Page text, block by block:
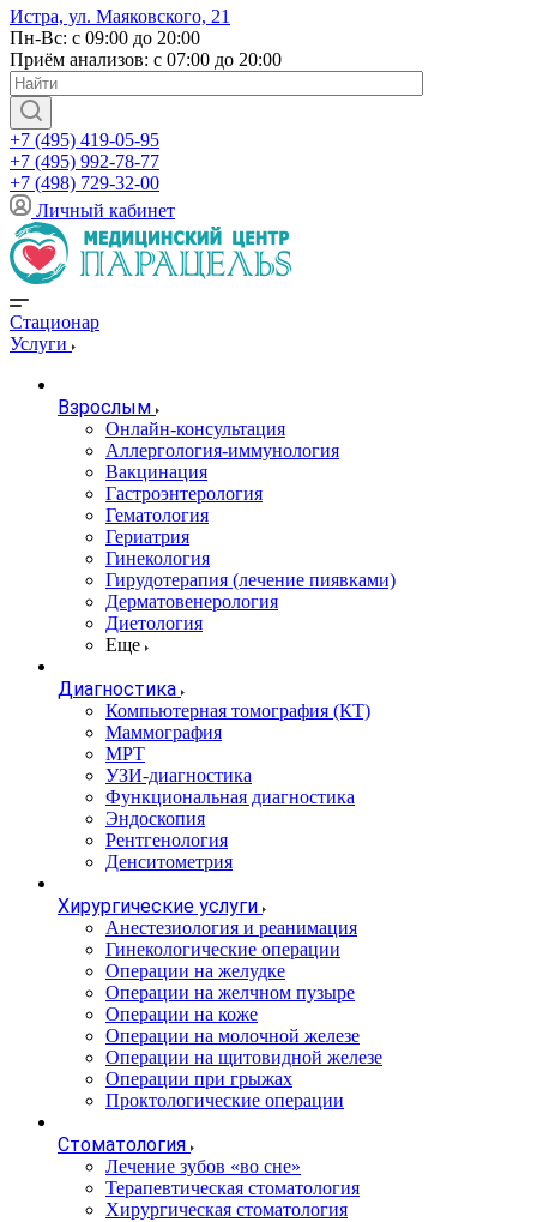
Истра, ул. Маяковского, 21
Пн-Вс: с 09:00 до 20:00
Приём анализов: с 07:00 до 20:00
+7 (495) 419-05-95
+7 (495) 992-78-77
+7 (498) 729-32-00
Личный кабинет
Стационар
Услуги
Взрослым
Онлайн-консультация
Аллергология-иммунология
Вакцинация
Гастроэнтерология
Гематология
Гериатрия
Гинекология
Гирудотерапия (лечение пиявками)
Дерматовенерология
Диетология
Еще
Диагностика
Компьютерная томография (КТ)
Маммография
МРТ
УЗИ-диагностика
Функциональная диагностика
Эндоскопия
Рентгенология
Денситометрия
Хирургические услуги
Анестезиология и реанимация
Гинекологические операции
Операции на желудке
Операции на желчном пузыре
Операции на коже
Операции на молочной железе
Операции на щитовидной железе
Операции при грыжах
Проктологические операции
Стоматология
Лечение зубов «во сне»
Терапевтическая стоматология
Хирургическая стоматология